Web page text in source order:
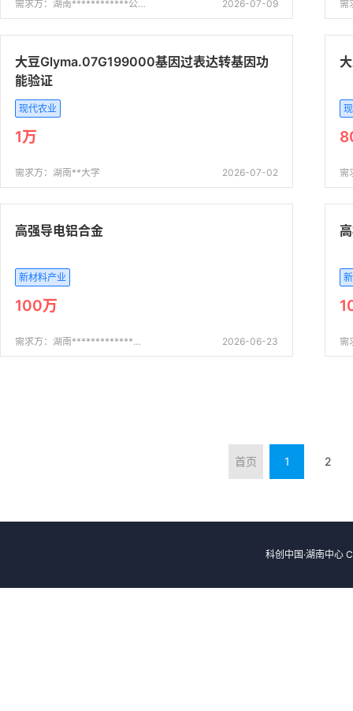
需求方：湖南************公司 2026-07-09 需
大豆Glyma.07G199000基因过表达转基因功
能验证
现代农业
1万
需求方：湖南**大学 2026-07-02 需
高强导电铝合金
新材料产业
100万
需求方：湖南*************公司 2026-06-23
首页 1 2
科创中国·湖南中心